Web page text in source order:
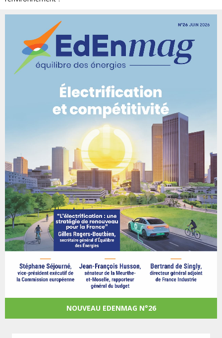
NOUVEAU EDENMAG N°26